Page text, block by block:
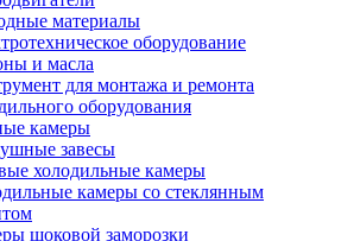
материалы
оборудование
и масла
для монтажа и ремонта
оборудования
камеры
завесы
холодильные камеры
камеры со стеклянным
шоковой заморозки